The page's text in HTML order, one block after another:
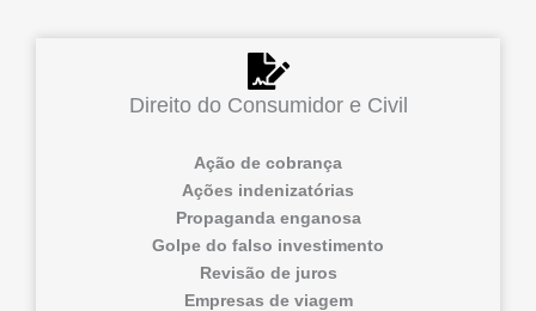
Direito do Consumidor e Civil
Ação de cobrança
Ações indenizatórias
Propaganda enganosa
Golpe do falso investimento
Revisão de juros
Empresas de viagem